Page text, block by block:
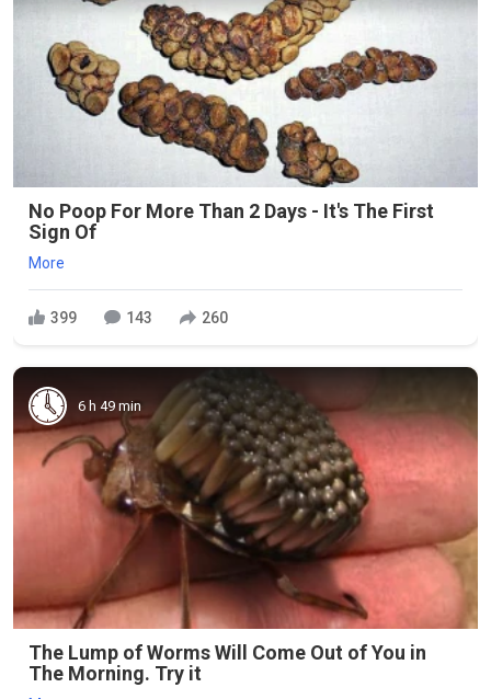
No Poop For More Than 2 Days - It's The First
Sign Of
More
399 143 260
6 h 49 min
The Lump of Worms Will Come Out of You in
The Morning. Try it